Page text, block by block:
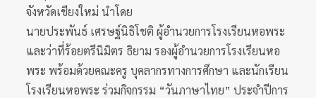
จังหวัดเชียงใหม่ นำโดย
นายประพันธ์ เศรษฐ์นิธิโชติ ผู้อำนวยการโรงเรียนหอพระ
และว่าที่ร้อยตรีนิมิตร ธิยาม รองผู้อำนวยการโรงเรียนหอ
พระ พร้อมด้วยคณะครู บุคลากรทางการศึกษา และนักเรียน
โรงเรียนหอพระ ร่วมกิจกรรม “วันภาษาไทย” ประจำปีการ